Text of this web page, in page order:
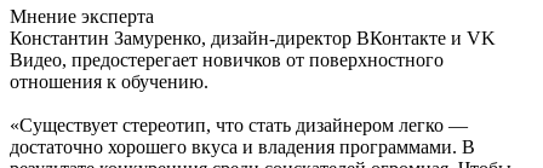
Мнение эксперта
Константин Замуренко, дизайн-директор ВКонтакте и VK
Видео, предостерегает новичков от поверхностного
отношения к обучению.
«Существует стереотип, что стать дизайнером легко —
достаточно хорошего вкуса и владения программами. В